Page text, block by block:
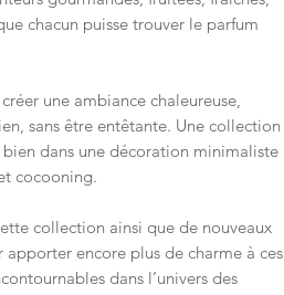
chacun puisse trouver le parfum
une ambiance chaleureuse,
sans être entêtante. Une collection
dans une décoration minimaliste
cocooning.
collection ainsi que de nouveaux
encore plus de charme à ces
dans l’univers des